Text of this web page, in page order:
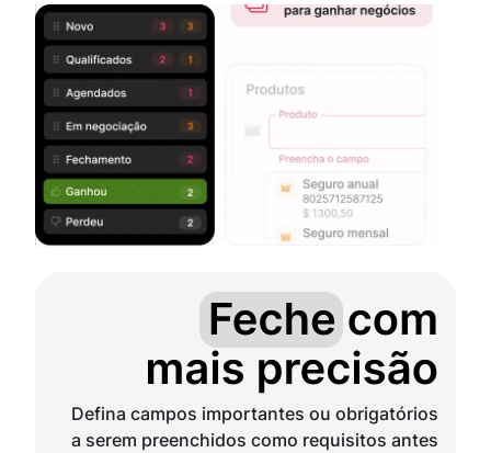
Defina campos importantes ou obrigatórios
a serem preenchidos como requisitos antes